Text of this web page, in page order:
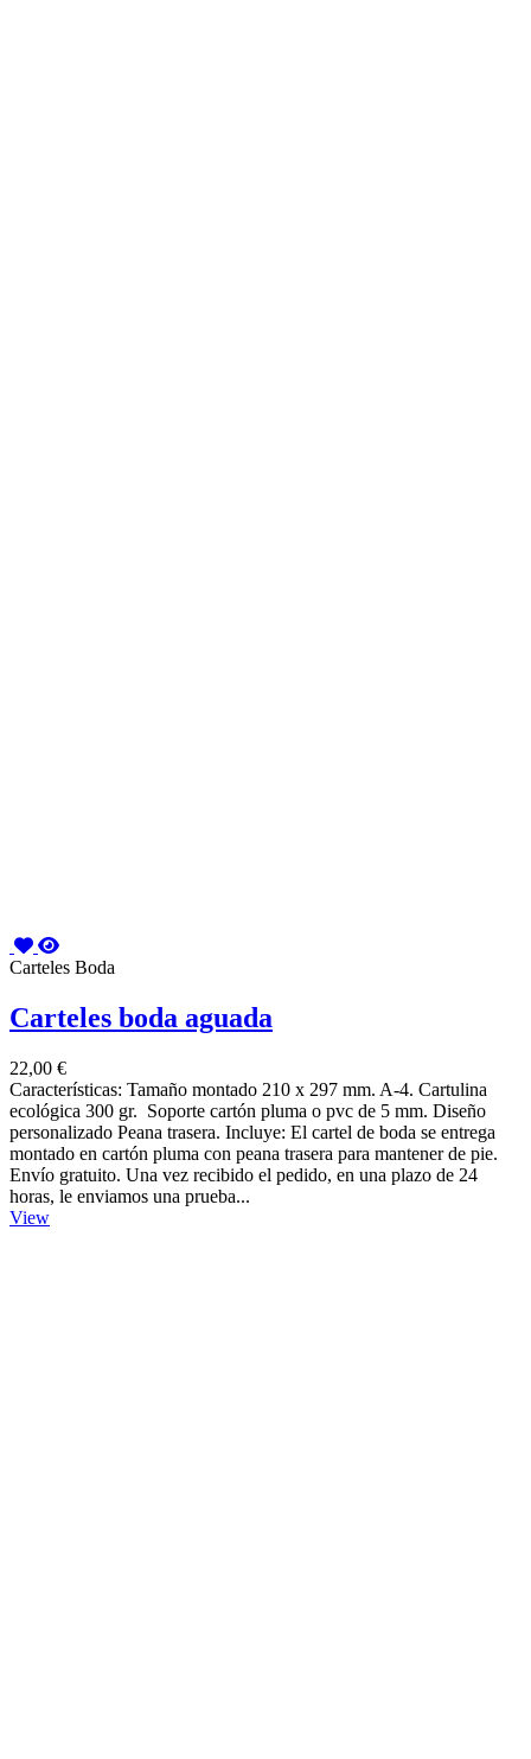
Carteles Boda
Carteles boda aguada
22,00 €
Características: Tamaño montado 210 x 297 mm. A-4. Cartulina
ecológica 300 gr. Soporte cartón pluma o pvc de 5 mm. Diseño
personalizado Peana trasera. Incluye: El cartel de boda se entrega
montado en cartón pluma con peana trasera para mantener de pie.
Envío gratuito. Una vez recibido el pedido, en una plazo de 24
horas, le enviamos una prueba...
View